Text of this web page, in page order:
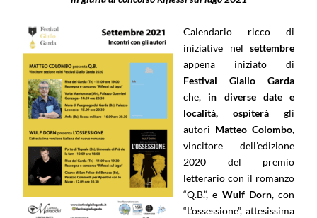
Calendario ricco di
iniziative nel settembre
appena iniziato di
Festival Giallo Garda
che, in diverse date e
località, ospiterà gli
autori Matteo Colombo,
vincitore dell’edizione
2020 del premio
letterario con il romanzo
“Q.B.”, e Wulf Dorn, con
“L’ossessione”, attesissima